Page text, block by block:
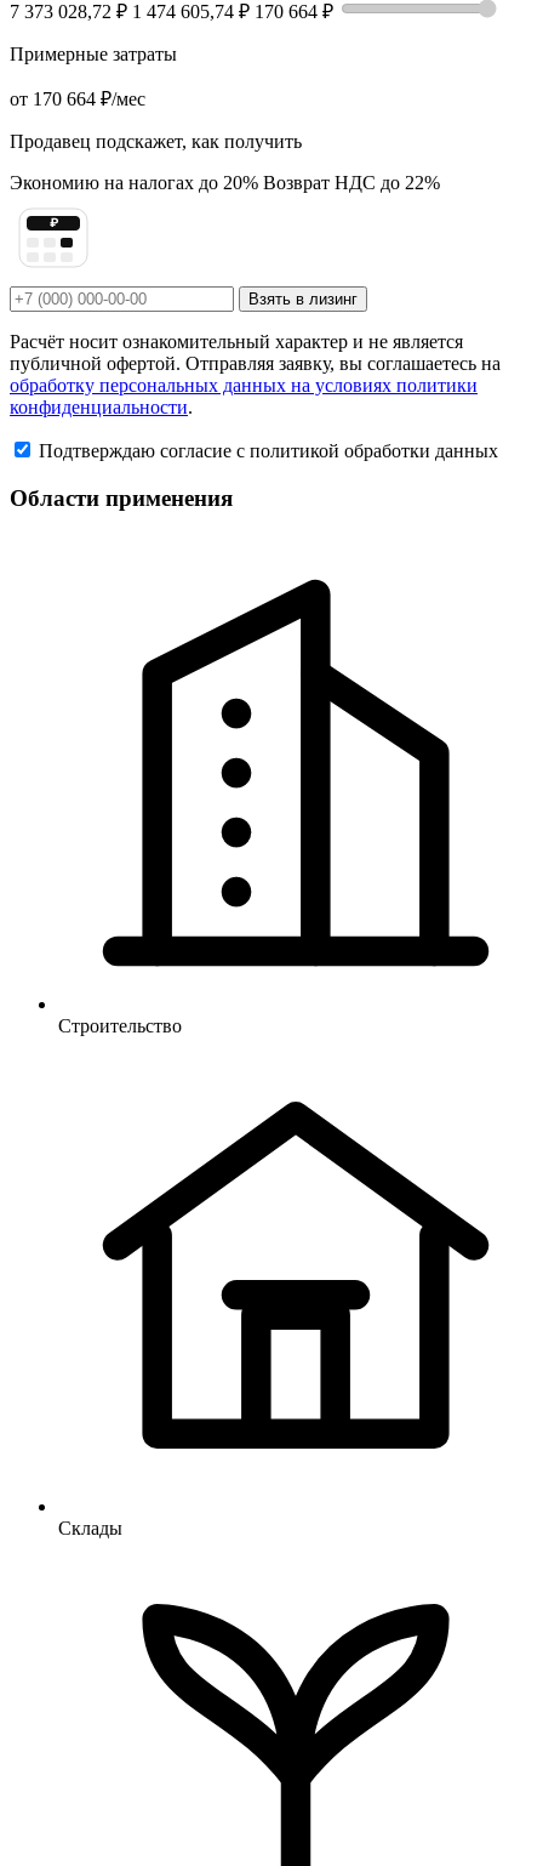
7 373 028,72 ₽ 1 474 605,74 ₽ 170 664 ₽
Примерные затраты
от 170 664 ₽/мес
Продавец подскажет, как получить
Экономию на налогах до 20% Возврат НДС до 22%
₽
Взять в лизинг
Расчёт носит ознакомительный характер и не является
публичной офертой. Отправляя заявку, вы соглашаетесь на
обработку персональных данных на условиях политики
конфиденциальности.
Подтверждаю согласие с политикой обработки данных
Области применения
Строительство
Склады